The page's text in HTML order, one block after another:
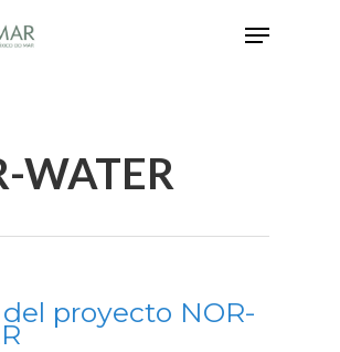
WATER
proyecto NOR-